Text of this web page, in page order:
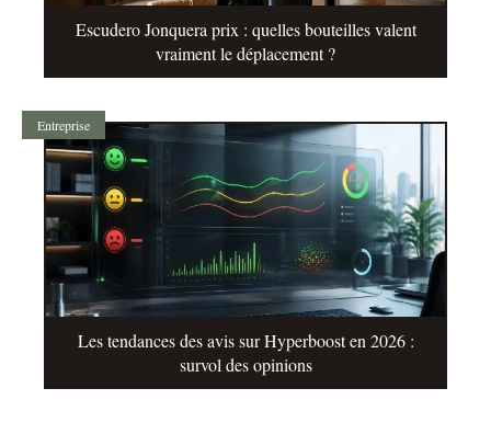
Escudero Jonquera prix : quelles bouteilles valent
vraiment le déplacement ?
Entreprise
Les tendances des avis sur Hyperboost en 2026 :
survol des opinions